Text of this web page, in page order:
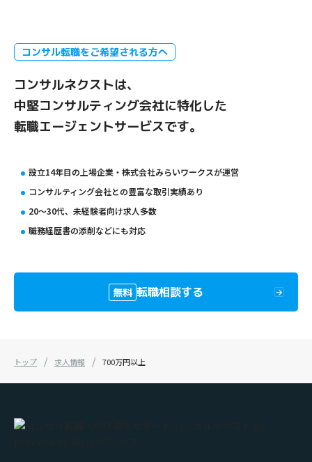
コンサル転職をご希望される方へ
コンサルネクストは、
中堅コンサルティング会社に特化した
転職エージェントサービスです。
設立14年目の上場企業・株式会社みらいワークスが運営
コンサルティング会社との豊富な取引実績あり
20〜30代、未経験者向け求人多数
職務経歴書の添削などにも対応
無料 転職相談する
トップ 求人情報 700万円以上